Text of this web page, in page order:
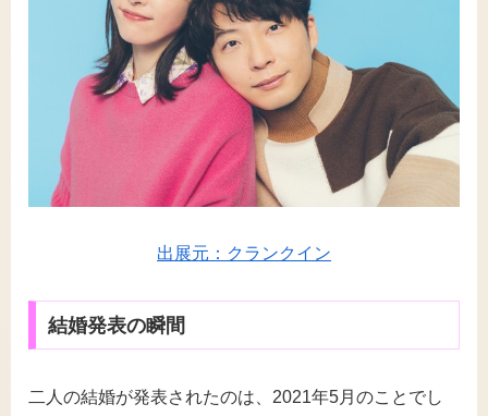
出展元：クランクイン
結婚発表の瞬間
二人の結婚が発表されたのは、2021年5月のことでし